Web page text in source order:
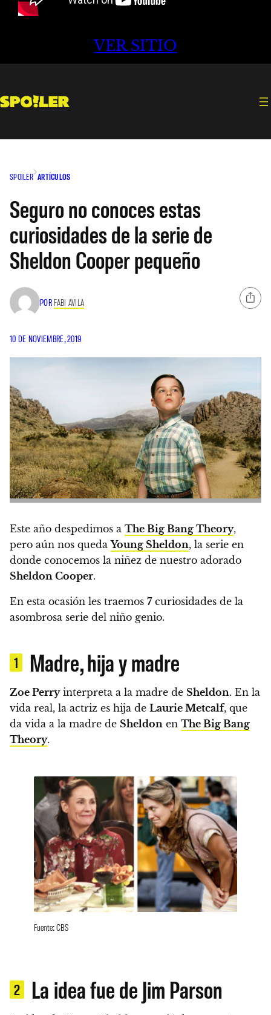
VER SITIO
SPOILER ARTÍCULOS
Seguro no conoces estas
curiosidades de la serie de
Sheldon Cooper pequeño
POR FABI AVILA
10 DE NOVIEMBRE, 2019
Este año despedimos a The Big Bang Theory,
pero aún nos quedaYoung Sheldon, la serie en
donde conocemos la niñez de nuestro adorado
Sheldon Cooper.
En esta ocasión les traemos 7curiosidades de la
asombrosa serie del niño genio.
1 Madre, hija y madre
Zoe Perryinterpreta a la madre de Sheldon. En la
vida real, la actriz es hija de Laurie Metcalf, que
da vida a la madre de Sheldon en The Big Bang
Theory.
Fuente: CBS
2 La idea fue de Jim Parson